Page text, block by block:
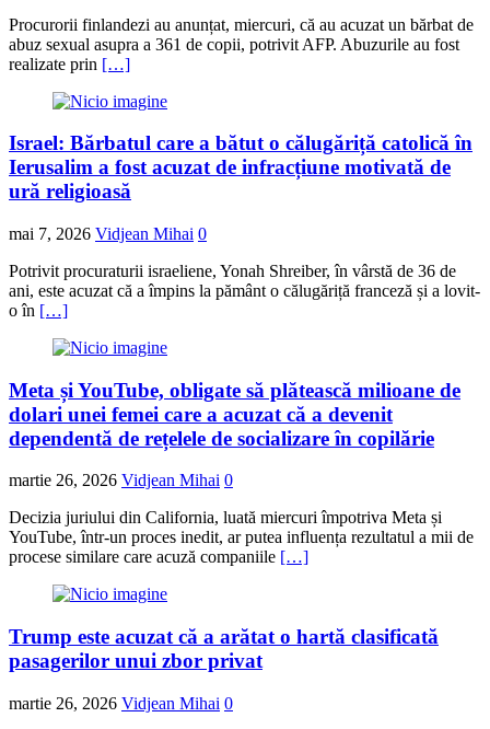
Procurorii finlandezi au anunțat, miercuri, că au acuzat un bărbat de
abuz sexual asupra a 361 de copii, potrivit AFP. Abuzurile au fost
realizate prin […]
Israel: Bărbatul care a bătut o călugăriță catolică în
Ierusalim a fost acuzat de infracțiune motivată de
ură religioasă
mai 7, 2026 Vidjean Mihai 0
Potrivit procuraturii israeliene, Yonah Shreiber, în vârstă de 36 de
ani, este acuzat că a împins la pământ o călugăriță franceză și a lovit-
o în […]
Meta și YouTube, obligate să plătească milioane de
dolari unei femei care a acuzat că a devenit
dependentă de rețelele de socializare în copilărie
martie 26, 2026 Vidjean Mihai 0
Decizia juriului din California, luată miercuri împotriva Meta și
YouTube, într-un proces inedit, ar putea influența rezultatul a mii de
procese similare care acuză companiile […]
Trump este acuzat că a arătat o hartă clasificată
pasagerilor unui zbor privat
martie 26, 2026 Vidjean Mihai 0